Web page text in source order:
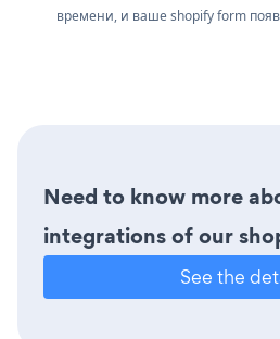
времени, и ваше shopify form
Need to know more
integrations of our
See the